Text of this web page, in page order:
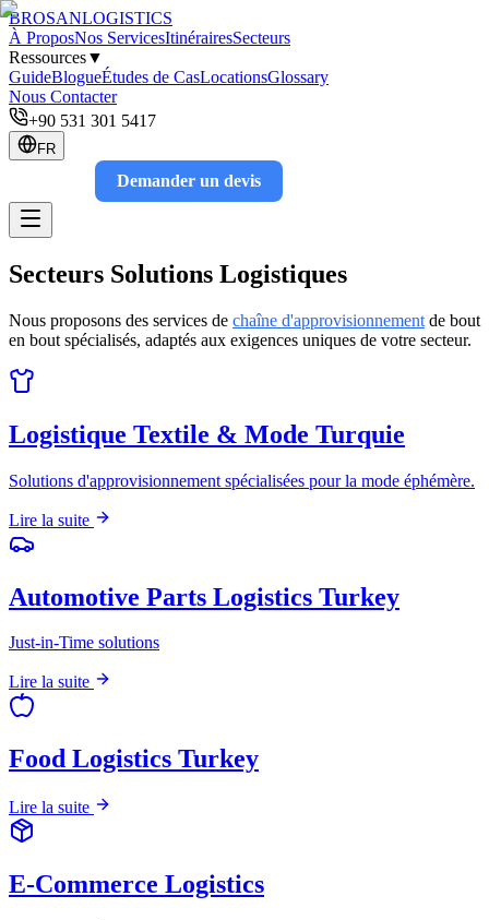
BROSANLOGISTICS
À ProposNos ServicesItinérairesSecteurs
Ressources▼
GuideBlogueÉtudes de CasLocationsGlossary
Nous Contacter
+90 531 301 5417
FR
Demander un devis
Secteurs Solutions Logistiques
Nous proposons des services de chaîne d'approvisionnement de bout
en bout spécialisés, adaptés aux exigences uniques de votre secteur.
Logistique Textile & Mode Turquie
Solutions d'approvisionnement spécialisées pour la mode éphémère.
Lire la suite
Automotive Parts Logistics Turkey
Just-in-Time solutions
Lire la suite
Food Logistics Turkey
Lire la suite
E-Commerce Logistics